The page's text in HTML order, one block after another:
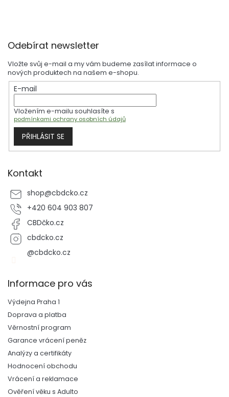
Odebírat newsletter
Vložte svůj e-mail a my vám budeme zasílat informace o
nových produktech na našem e-shopu.
E-mail
Vložením e-mailu souhlasíte s
podmínkami ochrany osobních údajů
PŘIHLÁSIT SE
Kontakt
shop@cbdcko.cz
+420 604 903 807
CBDčko.cz
cbdcko.cz
@cbdcko.cz
Informace pro vás
Výdejna Praha 1
Doprava a platba
Věrnostní program
Garance vrácení peněz
Analýzy a certifikáty
Hodnocení obchodu
Vrácení a reklamace
Ověření věku s Adulto